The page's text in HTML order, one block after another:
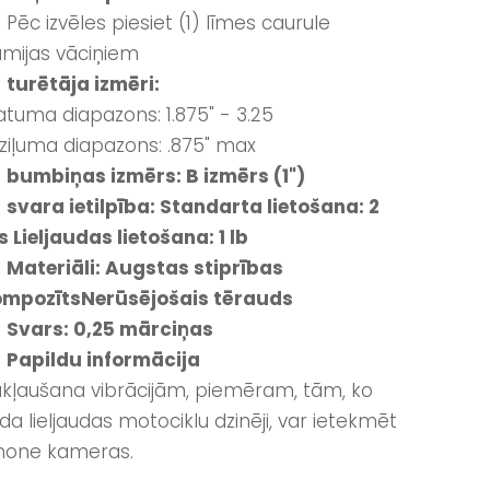
Pēc izvēles piesiet (1) līmes caurule
vāciņiem
izmēri:
diapazons: 1.875" - 3.25
diapazons: .875" max
izmērs: B izmērs (1")
ietilpība: Standarta lietošana: 2
Lieljaudas lietošana: 1 lb
Augstas stiprības
tērauds
0,25 mārciņas
informācija
vibrācijām, piemēram, tām, ko
lieljaudas motociklu dzinēji, var ietekmēt
kameras.